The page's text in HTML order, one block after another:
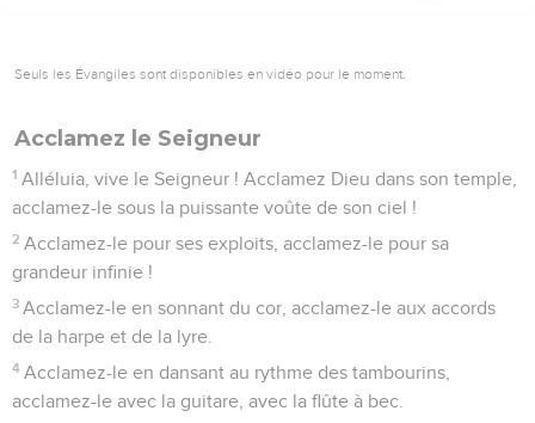
Seuls les Évangiles sont disponibles en vidéo pour le moment.
Acclamez le Seigneur
1 Alléluia, vive le Seigneur ! Acclamez Dieu dans son temple,
acclamez-le sous la puissante voûte de son ciel !
2 Acclamez-le pour ses exploits, acclamez-le pour sa
grandeur infinie !
3 Acclamez-le en sonnant du cor, acclamez-le aux accords
de la harpe et de la lyre.
4 Acclamez-le en dansant au rythme des tambourins,
acclamez-le avec la guitare, avec la flûte à bec.